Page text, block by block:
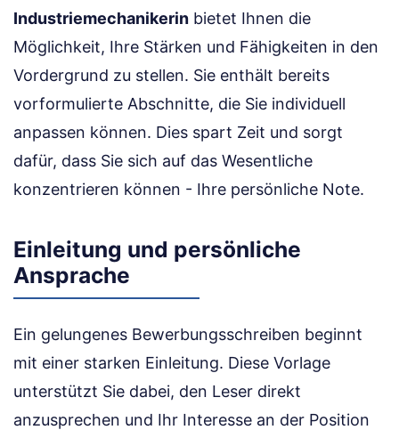
Industriemechanikerin bietet Ihnen die
Möglichkeit, Ihre Stärken und Fähigkeiten in den
Vordergrund zu stellen. Sie enthält bereits
vorformulierte Abschnitte, die Sie individuell
anpassen können. Dies spart Zeit und sorgt
dafür, dass Sie sich auf das Wesentliche
konzentrieren können - Ihre persönliche Note.
Einleitung und persönliche
Ansprache
Ein gelungenes Bewerbungsschreiben beginnt
mit einer starken Einleitung. Diese Vorlage
unterstützt Sie dabei, den Leser direkt
anzusprechen und Ihr Interesse an der Position